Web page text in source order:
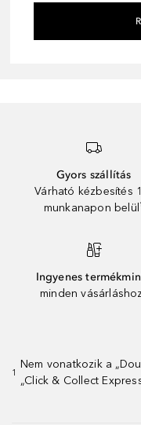
Gyors szállítás
Várható kézbesítés
munkanapon belül¹
Ingyenes
minden
1
Nem vonatkozik a
„Click & Collect